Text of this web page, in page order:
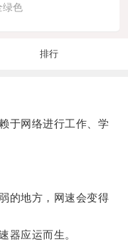
绿色
排行
网络进行工作、学
地方，网速会变得
应运而生。